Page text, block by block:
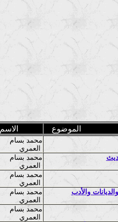
الاسم الموضوع
محمد بسام
محمد بسام
محمد بسام
محمد بسام
والأدب
محمد بسام